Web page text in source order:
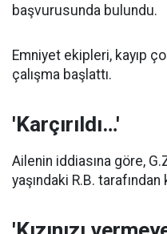
başvurusunda bulundu.
Emniyet ekipleri, kayıp
çalışma başlattı.
'Karçırıldı…'
Ailenin iddiasına göre,
yaşındaki R.B. tarafından